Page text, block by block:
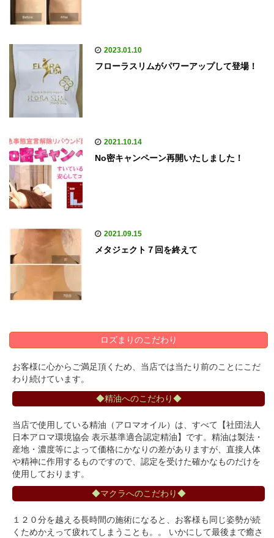
2023.01.10
フローラスリムがパワーアップして登場！
2021.10.14
No密キャンペーン再開いたしました！
2021.09.15
メタジェクト７回を終えて
ロズまりのこだわり
お客様に心からご満足頂くため、当店では当たり前のことにこだ
わり続けています。
◆精油へのこだわり◆
当店で使用している精油（アロマオイル）は、すべて【社団法人
日本アロマ環境協会 表示基準適合認定精油】です。精油は製法・
産地・濃度等によって価格にかなりの差がありますが、直接人体
や精神に作用するものですので、認定を受けた確かなものだけを
使用しております。
◆マクラへのこだわり◆
１２０分を越える長時間の施術になると、お客様も同じ姿勢が続
くためかえって疲れてしまうことも。。 いかにして最後まで癒さ